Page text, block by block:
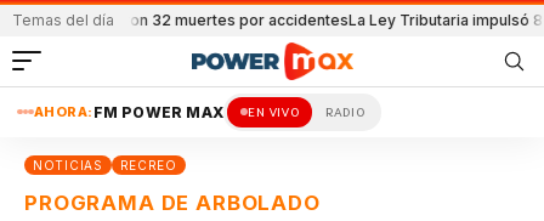
Temas del día
reportaron 32 muertes por accidentesLa Ley Tributaria impulsó 8600
AHORA: FM POWER MAX EN VIVO RADIO
NOTICIAS RECREO
PROGRAMA DE ARBOLADO